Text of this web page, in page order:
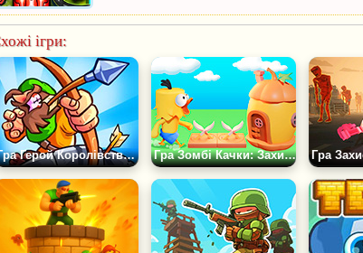
ігри:
Гра Герой Королівства: Захист Вежі Гра Зомбі Качки: Захист Вежі